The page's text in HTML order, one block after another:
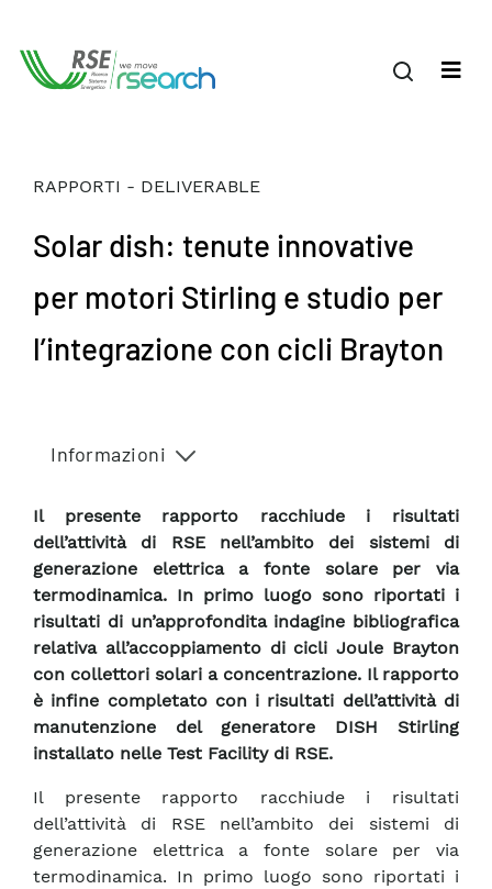
RAPPORTI - DELIVERABLE
Solar dish: tenute innovative
per motori Stirling e studio per
l’integrazione con cicli Brayton
Informazioni
Il presente rapporto racchiude i risultati
dell’attività di RSE nell’ambito dei sistemi di
generazione elettrica a fonte solare per via
termodinamica. In primo luogo sono riportati i
risultati di un’approfondita indagine bibliografica
relativa all’accoppiamento di cicli Joule Brayton
con collettori solari a concentrazione. Il rapporto
è infine completato con i risultati dell’attività di
manutenzione del generatore DISH Stirling
installato nelle Test Facility di RSE.
Il presente rapporto racchiude i risultati
dell’attività di RSE nell’ambito dei sistemi di
generazione elettrica a fonte solare per via
termodinamica. In primo luogo sono riportati i